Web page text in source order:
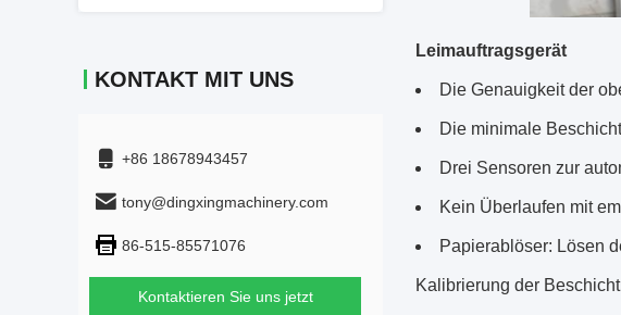
KONTAKT MIT UNS
+86 18678943457
tony@dingxingmachinery.com
86-515-85571076
Kontaktieren Sie uns jetzt
Leimauftragsgerät
Die Genauigkeit der
Die minimale
Drei Sensoren zur
Kein Überlaufen mit
Papierablöser: Lösen
Kalibrierung der